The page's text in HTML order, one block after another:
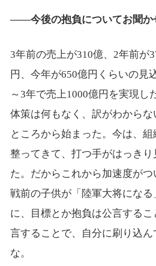
――今後の抱負についてお聞か
3年前の売上が310億、2年前が
円、今年が650億円くらいの見
～3年で売上1000億円を実現し
体策は何もなく、訳がわから
ところから始まった。今は、
整ってきて、打つ手がはっき
た。だからこれから加速度がつ
戦前の子供が「陸軍大将になる
に、目標とか抱負は公言する
言することで、自分に刷り込
な。